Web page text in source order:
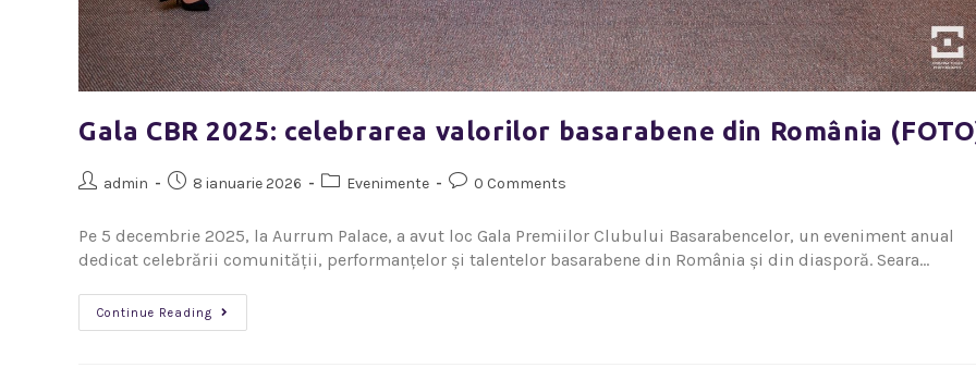
Gala CBR 2025: celebrarea valorilor basarabene din România
admin 8 ianuarie 2026 Evenimente 0 Comments
Pe 5 decembrie 2025, la Aurrum Palace, a avut loc Gala Premiilor Clubului Basarabencelor, un eveniment anual
dedicat celebrării comunității, performanțelor și talentelor basarabene din România și din diasporă. Seara…
Continue Reading